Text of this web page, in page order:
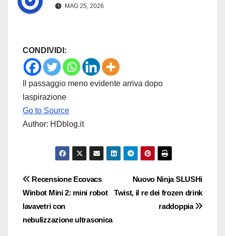
MAG 25, 2026
CONDIVIDI:
Il passaggio meno evidente arriva dopo
laspirazione
Go to Source
Author: HDblog.it
Navigazione
articoli
Nuovo Ninja SLUSHi
Twist, il re dei frozen drink
raddoppia
Recensione Ecovacs
Winbot Mini 2: mini robot
lavavetri con
nebulizzazione ultrasonica